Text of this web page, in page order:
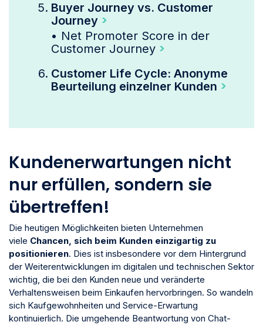
Buyer Journey vs. Customer
Journey
• Net Promoter Score in der
Customer Journey
Customer Life Cycle: Anonyme
Beurteilung einzelner Kunden
Kundenerwartungen nicht
nur erfüllen, sondern sie
übertreffen!
Die heutigen Möglichkeiten bieten Unternehmen
viele Chancen, sich beim Kunden einzigartig zu
positionieren. Dies ist insbesondere vor dem Hintergrund
der Weiterentwicklungen im digitalen und technischen Sektor
wichtig, die bei den Kunden neue und veränderte
Verhaltensweisen beim Einkaufen hervorbringen. So wandeln
sich Kaufgewohnheiten und Service-Erwartung
kontinuierlich. Die umgehende Beantwortung von Chat-